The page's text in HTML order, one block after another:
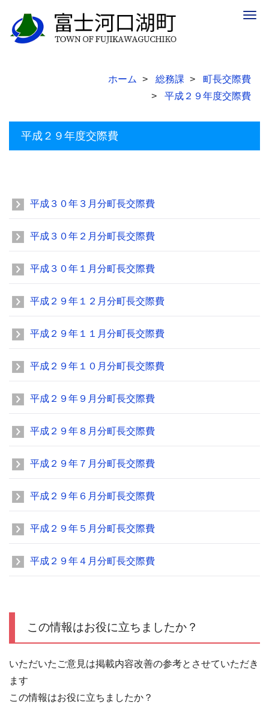
ホーム 総務課
町長交際費
平成２９年度交際費
平成２９年度交際費
平成３０年３月分町長交際費
平成３０年２月分町長交際費
平成３０年１月分町長交際費
平成２９年１２月分町長交際費
平成２９年１１月分町長交際費
平成２９年１０月分町長交際費
平成２９年９月分町長交際費
平成２９年８月分町長交際費
平成２９年７月分町長交際費
平成２９年６月分町長交際費
平成２９年５月分町長交際費
平成２９年４月分町長交際費
この情報はお役に立ちましたか？
いただいたご意見は掲載内容改善の参考とさせていただき
ます
この情報はお役に立ちましたか？